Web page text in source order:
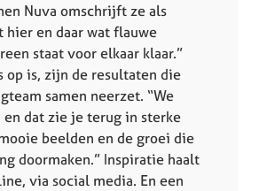
Nuva omschrijft ze als
hier en daar wat flauwe
staat voor elkaar klaar.”
op is, zijn de resultaten die
samen neerzet. “We
dat zie je terug in sterke
beelden en de groei die
doormaken.” Inspiratie haalt
via social media. En een